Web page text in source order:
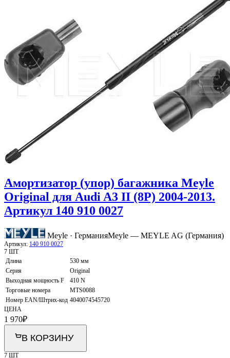
Амортизатор (упор) багажника Meyle
Original для Audi A3 II (8P) 2004-2013.
Артикул 140 910 0027
Meyle · ГерманияMeyle — MEYLE AG (Германия)
Артикул: 140 910 0027
7 ШТ
Длина
530 мм
Серия
Original
Выходная мощность F
410 N
Торговые номера
MTS0088
Номер EAN/Штрих-код 4040074545720
ЦЕНА
1 970₽
В КОРЗИНУ
7 ШТ